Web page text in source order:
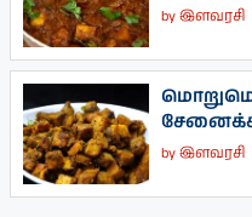
byஇளவரசி
byஇளவரசி